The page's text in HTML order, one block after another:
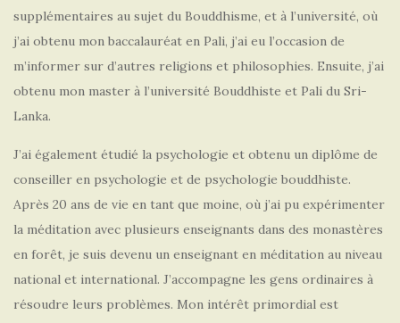
supplémentaires au sujet du Bouddhisme, et à l’université, où
j’ai obtenu mon baccalauréat en Pali, j’ai eu l’occasion de
m’informer sur d’autres religions et philosophies. Ensuite, j’ai
obtenu mon master à l’université Bouddhiste et Pali du Sri-
Lanka.
J’ai également étudié la psychologie et obtenu un diplôme de
conseiller en psychologie et de psychologie bouddhiste.
Après 20 ans de vie en tant que moine, où j’ai pu expérimenter
la méditation avec plusieurs enseignants dans des monastères
en forêt, je suis devenu un enseignant en méditation au niveau
national et international. J’accompagne les gens ordinaires à
résoudre leurs problèmes. Mon intérêt primordial est